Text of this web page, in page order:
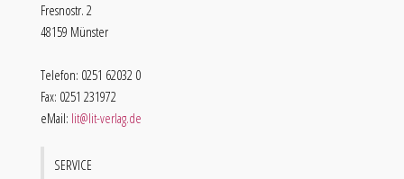
Fresnostr. 2
48159 Münster
Telefon: 0251 62032 0
Fax: 0251 231972
eMail: lit@lit-verlag.de
SERVICE